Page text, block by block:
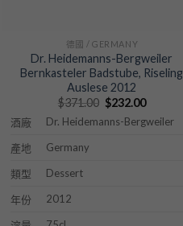
德國 / GERMANY
Dr. Heidemanns-Bergweiler
Bernkasteler Badstube, Riseling
Auslese 2012
$371.00 Original
price
was:
$232.00Current
is:
酒廠 Dr. Heidemanns-Bergweiler
產地 Germany
類型 Dessert
年份 2012